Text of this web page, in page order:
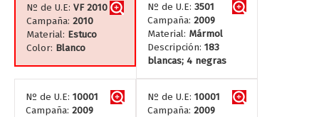
Nº de U.E: VF 2010
Campaña: 2010
Material: Estuco
Color: Blanco
Nº de U.E: 3501
Campaña: 2009
Material: Mármol
Descripción: 183
blancas; 4 negras
Nº de U.E: 10001
Campaña: 2009
Nº de U.E: 10001
Campaña: 2009